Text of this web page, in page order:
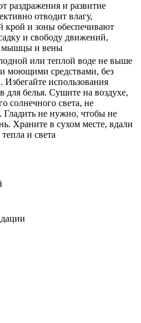
раздражения и развитие
отводит влагу,
крой и зоны обеспечивают
и свободу движений,
мышцы и вены
или теплой воде не выше
моющими средствами, без
Избегайте использования
для белья. Сушите на воздухе,
солнечного света, не
Гладить не нужно, чтобы не
Храните в сухом месте, вдали
и света